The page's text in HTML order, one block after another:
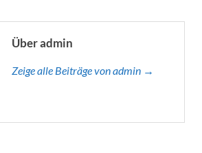
Über admin
Zeige alle Beiträge von admin →